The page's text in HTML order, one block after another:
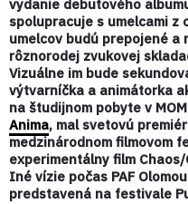
vydanie debutového
spolupracuje s umelcami z
umelcov budú prepojené a
rôznorodej zvukovej
Vizuálne im bude
výtvarníčka a animátorka
na študijnom pobyte v
Anima, mal svetovú
medzinárodnom filmovom
experimentálny film
Iné vízie počas PAF
predstavená na festivale